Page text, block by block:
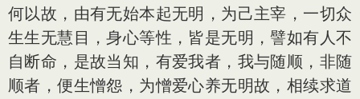
何以故，由有无始本起无明，为己主宰，一切众
生生无慧目，身心等性，皆是无明，譬如有人不
自断命，是故当知，有爱我者，我与随顺，非随
顺者，便生憎怨，为憎爱心养无明故，相续求道